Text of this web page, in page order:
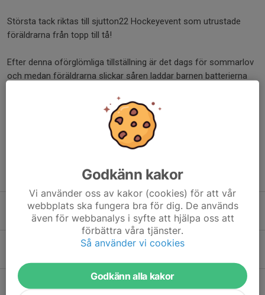
Största tack riktas till sjutton22 Hockeyevent som utrustade
föräldrarna från topp till tå!
Efter denna oförglömliga tillställning är det dags för sommarlov
och medan föräldrarna slickar såren laddar barnen batterierna
Tidigare nyheter
Ordinarie seriespel inleds
22 nov 2023 0
Best In West Cup U13
Seriespelet har inletts
Godkänn kakor
Vi använder oss av kakor (cookies) för att vår
webbplats ska fungera bra för dig. De används
även för webbanalys i syfte att hjälpa oss att
förbättra våra tjänster.
Så använder vi cookies
Godkänn alla kakor